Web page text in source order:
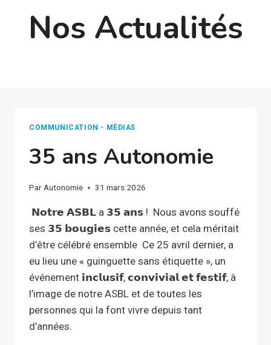
Nos Actualités
COMMUNICATION - MÉDIAS
35 ans Autonomie
ParAutonomie 31 mars 2026
𝗡𝗼𝘁𝗿𝗲 𝗔𝗦𝗕𝗟 a 𝟯𝟱 𝗮𝗻𝘀 ! Nous avons souffé
ses 𝟯𝟱 𝗯𝗼𝘂𝗴𝗶𝗲𝘀 cette année, et cela méritait
d’être célébré ensemble Ce 25 avril dernier, a
eu lieu une « guinguette sans étiquette », un
événement 𝗶𝗻𝗰𝗹𝘂𝘀𝗶𝗳, 𝗰𝗼𝗻𝘃𝗶𝘃𝗶𝗮𝗹 𝗲𝘁 𝗳𝗲𝘀𝘁𝗶𝗳, à
l’image de notre ASBL et de toutes les
personnes qui la font vivre depuis tant
d’années.